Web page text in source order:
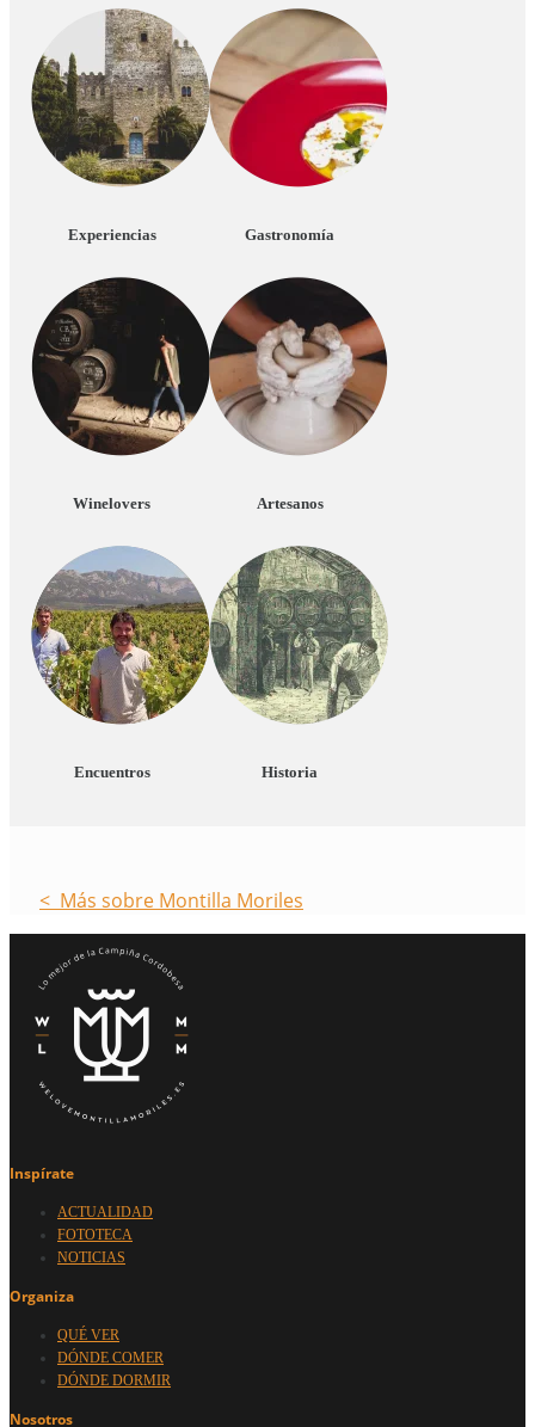
Experiencias Gastronomía
Winelovers Artesanos
Encuentros Historia
< Más sobre Montilla Moriles
Inspírate
ACTUALIDAD
FOTOTECA
NOTICIAS
Organiza
QUÉ VER
DÓNDE COMER
DÓNDE DORMIR
Nosotros